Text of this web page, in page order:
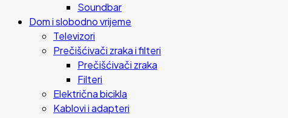
Soundbar
Dom i slobodno vrijeme
Televizori
Prečišćivači zraka i filteri
Prečišćivači zraka
Filteri
Električna bicikla
Kablovi i adapteri